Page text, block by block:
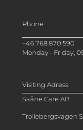
Phone:
+46 768 870 590
Monday - Friday,
Visiting Adress:
Skåne Care AB
Trollebergsvägen